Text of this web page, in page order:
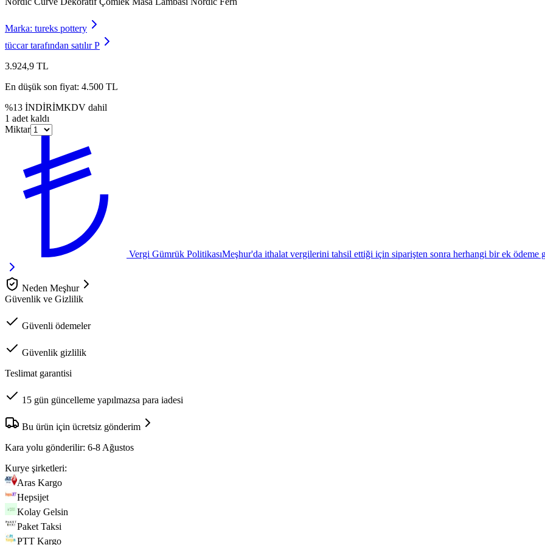
Marka: tureks pottery
tüccar tarafından satılır P
3.924,9 TL
En düşük son fiyat: 4.500 TL
%13 İNDİRİMKDV dahil
1 adet kaldı
Miktar
Vergi Gümrük PolitikasıMeşhur'da ithalat vergilerini tahsil ettiği için siparişten sonra herhangi bir ek ödeme
Neden Meşhur
Güvenlik ve Gizlilik
Güvenli ödemeler
Güvenlik gizlilik
Teslimat garantisi
15 gün güncelleme yapılmazsa para iadesi
Bu ürün için ücretsiz gönderim
Kara yolu gönderilir: 6-8 Ağustos
Kurye şirketleri:
Aras Kargo
Hepsijet
Kolay Gelsin
Paket Taksi
PTT Kargo